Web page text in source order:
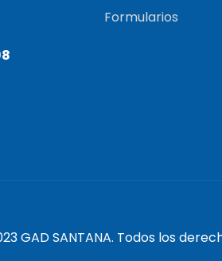
Formularios
GAD SANTANA. Todos los